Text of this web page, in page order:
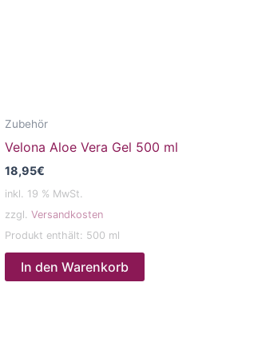
Zubehör
Velona Aloe Vera Gel 500 ml
18,95€
inkl. 19 % MwSt.
zzgl.Versandkosten
Produkt enthält: 500 ml
In den Warenkorb